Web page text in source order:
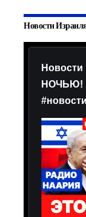
Новости